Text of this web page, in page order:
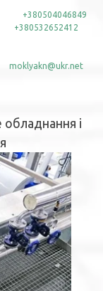
+380504046849
+380532652412
moklyakn@ukr.net
і